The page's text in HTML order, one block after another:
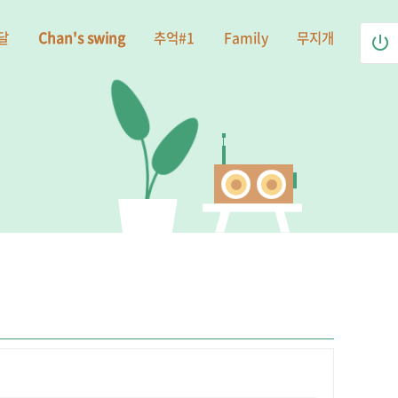
Chan's swing 추억#1 Family 무지개 power_settings_new